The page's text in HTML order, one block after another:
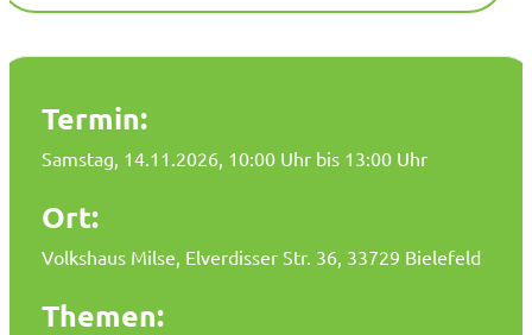
Termin:
Samstag, 14.11.2026 , 10:00 Uhr bis 13:00 Uhr
Ort:
Volkshaus Milse, Elverdisser Str. 36, 33729 Bielefeld
Themen: